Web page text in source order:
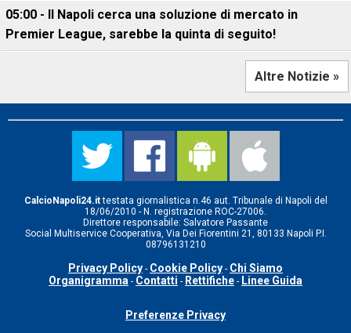
05:00 - Il Napoli cerca una soluzione di mercato in
Premier League, sarebbe la quinta di seguito!
Altre Notizie »
CalcioNapoli24.ittestata giornalistica n.46 aut. Tribunale di Napoli del
18/06/2010 - N. registrazione ROC-27006.
Direttore responsabile: Salvatore Passante
Social Multiservice Cooperativa, Via Dei Fiorentini 21, 80133 Napoli P.I.
08796131210
Privacy Policy - Cookie Policy - Chi Siamo
Organigramma - Contatti - Rettifiche - Linee Guida
Preferenze Privacy